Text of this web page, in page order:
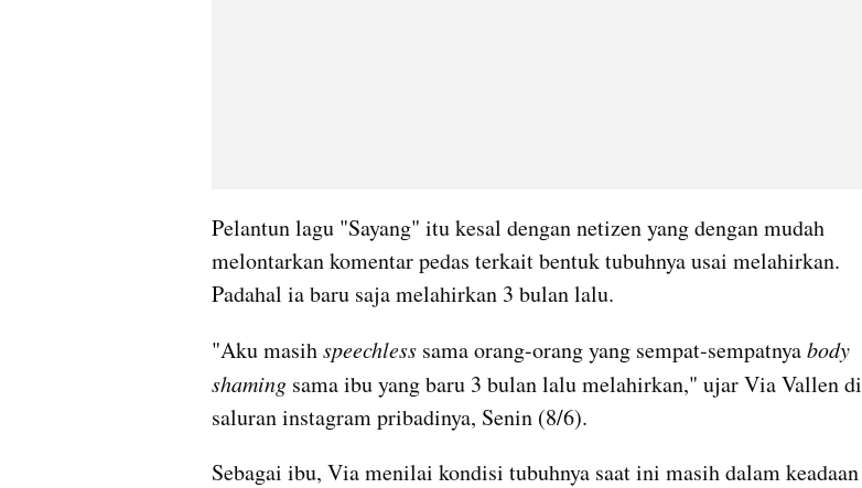
Pelantun lagu "Sayang" itu kesal dengan netizen yang dengan mudah
melontarkan komentar pedas terkait bentuk tubuhnya usai melahirkan.
Padahal ia baru saja melahirkan 3 bulan lalu.
"Aku masih speechless sama orang-orang yang sempat-sempatnya body
shaming sama ibu yang baru 3 bulan lalu melahirkan," ujar Via Vallen di
saluran instagram pribadinya, Senin (8/6).
Sebagai ibu, Via menilai kondisi tubuhnya saat ini masih dalam keadaan